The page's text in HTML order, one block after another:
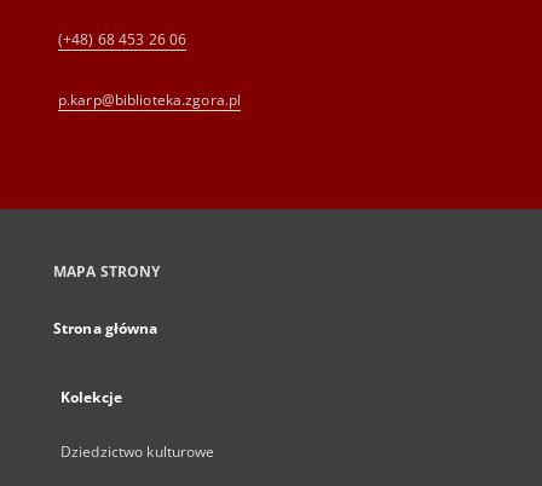
(+48) 68 453 26 06
p.karp@biblioteka.zgora.pl
MAPA STRONY
Strona główna
Kolekcje
Dziedzictwo kulturowe